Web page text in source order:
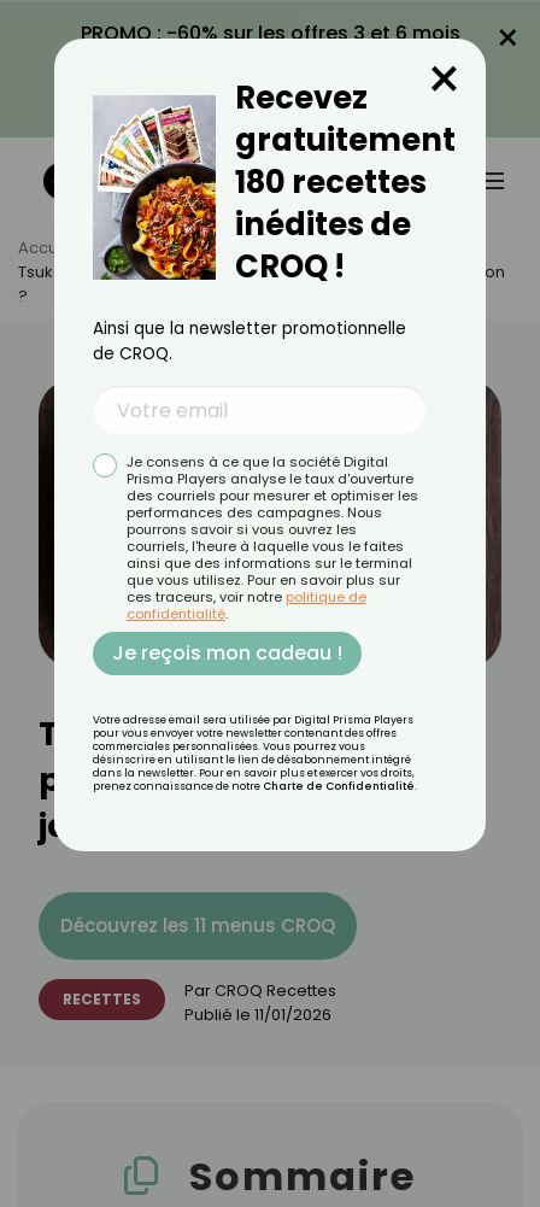
PROMO : -60% sur les offres 3 et 6 mois
VOIR LA PROMO
×
Accueil Actus
Recettes
Tsukemono : Comment Préparer Vos Pickles Japonais Maison
?
Tsukemono : comment
préparer vos pickles
japonais maison ?
Découvrez les 11 menus CROQ
RECETTES Par CROQ Recettes
Publié le 11/01/2026
Sommaire
Recevez
gratuitement
180 recettes
inédites de
CROQ !
×
Ainsi que la newsletter promotionnelle
de CROQ.
Je consens à ce que la société Digital
Prisma Players analyse le taux d'ouverture
des courriels pour mesurer et optimiser les
performances des campagnes. Nous
pourrons savoir si vous ouvrez les
courriels, l'heure à laquelle vous le faites
ainsi que des informations sur le terminal
que vous utilisez. Pour en savoir plus sur
ces traceurs, voir notre politique de
confidentialité.
Je reçois mon cadeau !
Votre adresse email sera utilisée par Digital Prisma Players
pour vous envoyer votre newsletter contenant des offres
commerciales personnalisées. Vous pourrez vous
désinscrire en utilisant le lien de désabonnement intégré
dans la newsletter. Pour en savoir plus et exercer vos droits,
prenez connaissance de notre Charte de Confidentialité.